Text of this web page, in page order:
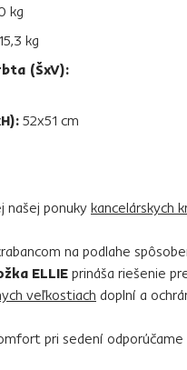
kg
kg
(ŠxV):
52x51 cm
našej ponuky kancelárskych
na podlahe
ELLIEprináša riešenie
veľkostiach doplní a
pri sedení odporúčame